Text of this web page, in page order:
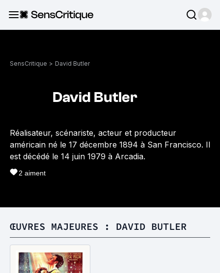
SensCritique > David Butler
David Butler
Réalisateur, scénariste, acteur et producteur
américain né le 17 décembre 1894 à San Francisco. Il
est décédé le 14 juin 1979 à Arcadia.
2 aiment
ŒUVRES MAJEURES : DAVID BUTLER